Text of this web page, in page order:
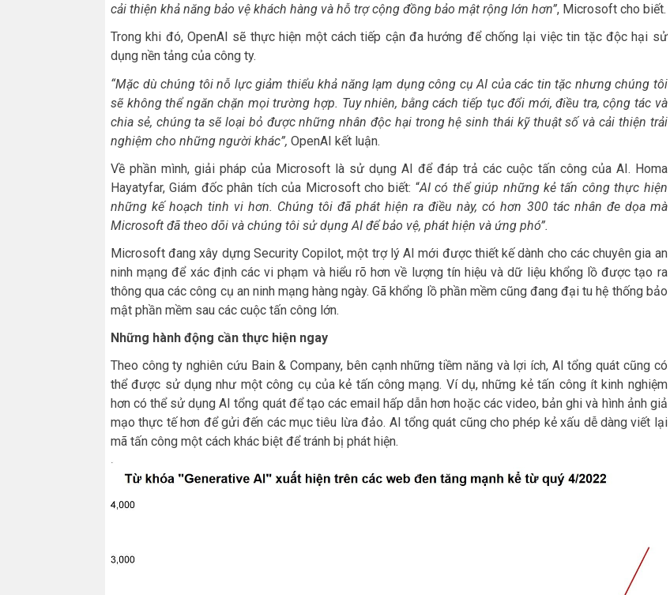
cải thiện khả năng bảo vệ khách hàng và hỗ trợ cộng đồng bảo mật rộng lớn hơn”, Microsoft cho biết.
Trong khi đó, OpenAI sẽ thực hiện một cách tiếp cận đa hướng để chống lại việc tin tặc độc hại sử
dụng nền tảng của công ty.
“Mặc dù chúng tôi nỗ lực giảm thiểu khả năng lạm dụng công cụ AI của các tin tặc nhưng chúng tôi
sẽ không thể ngăn chặn mọi trường hợp. Tuy nhiên, bằng cách tiếp tục đổi mới, điều tra, cộng tác và
chia sẻ, chúng ta sẽ loại bỏ được những nhân độc hại trong hệ sinh thái kỹ thuật số và cải thiện trải
nghiệm cho những người khác”, OpenAI kết luận.
Về phần mình, giải pháp của Microsoft là sử dụng AI để đáp trả các cuộc tấn công của AI. Homa
Hayatyfar, Giám đốc phân tích của Microsoft cho biết: “AI có thể giúp những kẻ tấn công thực hiện
những kế hoạch tinh vi hơn. Chúng tôi đã phát hiện ra điều này, có hơn 300 tác nhân đe dọa mà
Microsoft đã theo dõi và chúng tôi sử dụng AI để bảo vệ, phát hiện và ứng phó”.
Microsoft đang xây dựng Security Copilot, một trợ lý AI mới được thiết kế dành cho các chuyên gia an
ninh mạng để xác định các vi phạm và hiểu rõ hơn về lượng tín hiệu và dữ liệu khổng lồ được tạo ra
thông qua các công cụ an ninh mạng hàng ngày. Gã khổng lồ phần mềm cũng đang đại tu hệ thống bảo
mật phần mềm sau các cuộc tấn công lớn.
Những hành động cần thực hiện ngay
Theo công ty nghiên cứu Bain & Company, bên cạnh những tiềm năng và lợi ích, AI tổng quát cũng có
thể được sử dụng như một công cụ của kẻ tấn công mạng. Ví dụ, những kẻ tấn công ít kinh nghiệm
hơn có thể sử dụng AI tổng quát để tạo các email hấp dẫn hơn hoặc các video, bản ghi và hình ảnh giả
mạo thực tế hơn để gửi đến các mục tiêu lừa đảo. AI tổng quát cũng cho phép kẻ xấu dễ dàng viết lại
mã tấn công một cách khác biệt để tránh bị phát hiện.